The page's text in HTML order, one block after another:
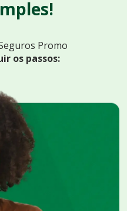
Promo
os passos: